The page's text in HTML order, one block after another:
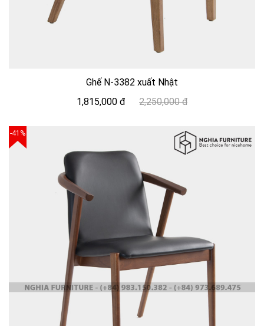
Ghế N-3382 xuất Nhật
1,815,000 đ
2,250,000 đ
-41%